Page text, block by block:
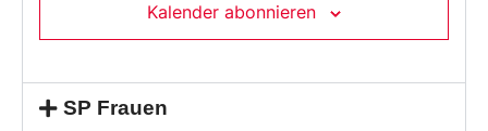
Kalender abonnieren
SP Frauen